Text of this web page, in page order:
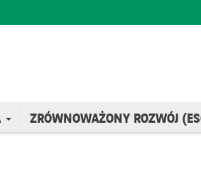
ZRÓWNOWAŻONY ROZWÓJ